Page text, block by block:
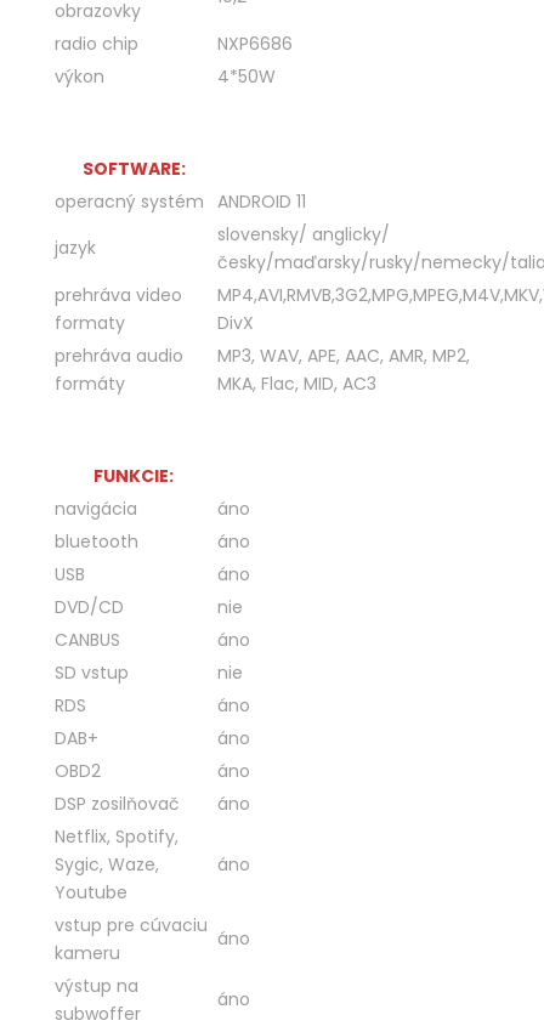
obrazovky
radio chip
NXP6686
výkon
4*50W
SOFTWARE:
operacný systém ANDROID 11
jazyk
slovensky/ anglicky/
česky/maďarsky/rusky/nemecky/
prehráva video
formaty
DivX
prehráva audio
formáty
MP3, WAV, APE, AAC, AMR, MP2,
MKA, Flac, MID, AC3
FUNKCIE:
navigácia
áno
bluetooth
áno
USB
áno
DVD/CD
nie
CANBUS
áno
SD vstup
nie
RDS
áno
DAB+
áno
OBD2
áno
DSP zosilňovač
áno
Netflix, Spotify,
Sygic, Waze,
Youtube
áno
vstup pre cúvaciu
kameru
áno
výstup na
subwoffer
áno